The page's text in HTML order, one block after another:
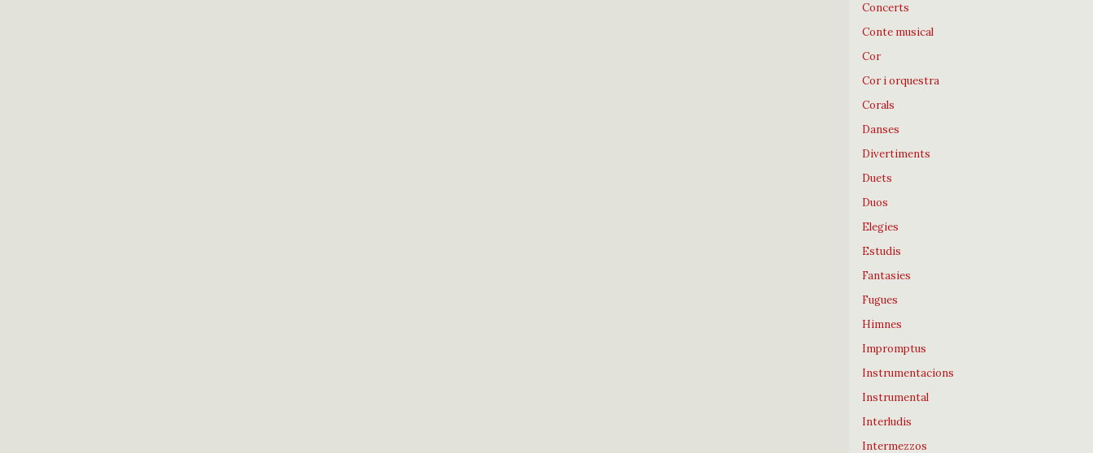
Concerts
Conte musical
Cor
Cor i orquestra
Corals
Danses
Divertiments
Duets
Duos
Elegies
Estudis
Fantasies
Fugues
Himnes
Impromptus
Instrumentacions
Instrumental
Interludis
Intermezzos